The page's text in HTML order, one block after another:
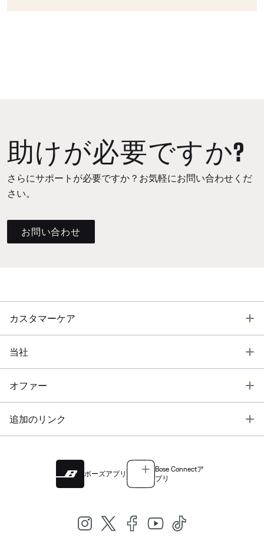
助けが必要ですか?
さらにサポートが必要ですか？お気軽にお問い合わせくだ
さい。
お問い合わせ
カスタマーケア
当社
オファー
追加のリンク
ボーズアプリ
Bose Connectア
プリ